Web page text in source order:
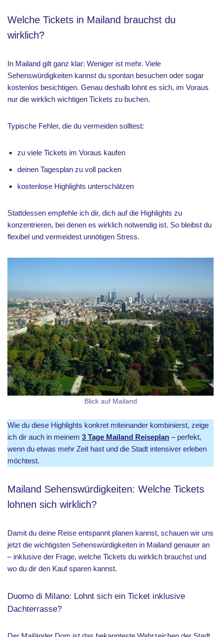
Welche Tickets in Mailand brauchst du
wirklich?
In Mailand gilt ganz klar: Weniger ist mehr. Viele
Sehenswürdigkeiten kannst du spontan besuchen oder sogar
kostenlos besichtigen. Genau deshalb lohnt es sich, im Voraus
nur die wirklich wichtigen Tickets zu buchen.
Typische Fehler, die du vermeiden solltest:
zu viele Tickets im Voraus kaufen
deinen Tagesplan zu voll packen
kostenlose Highlights unterschätzen
Stattdessen empfehle ich dir, dich auf die Highlights zu
konzentrieren, bei denen es wirklich notwendig ist. So bleibst du
flexibel und vermeidest unnötigen Stress.
Blick auf Mailand
Wie du diese Highlights konkret miteinander kombinierst, zeige
ich dir auch in meinem 3 Tage Mailand Reiseplan – perfekt,
wenn du etwas mehr Zeit hast und die Stadt intensiver erleben
möchtest.
Mailand Sehenswürdigkeiten: Welche Tickets
lohnen sich wirklich?
Damit du deine Reise entspannt planen kannst, schauen wir uns
jetzt die wichtigsten Sehenswürdigkeiten in Mailand genauer an
– inklusive der Frage, welche Tickets du wirklich brauchst und
wo du dir den Kauf sparen kannst.
Duomo di Milano: Lohnt sich ein Ticket inklusive
Dachterrasse?